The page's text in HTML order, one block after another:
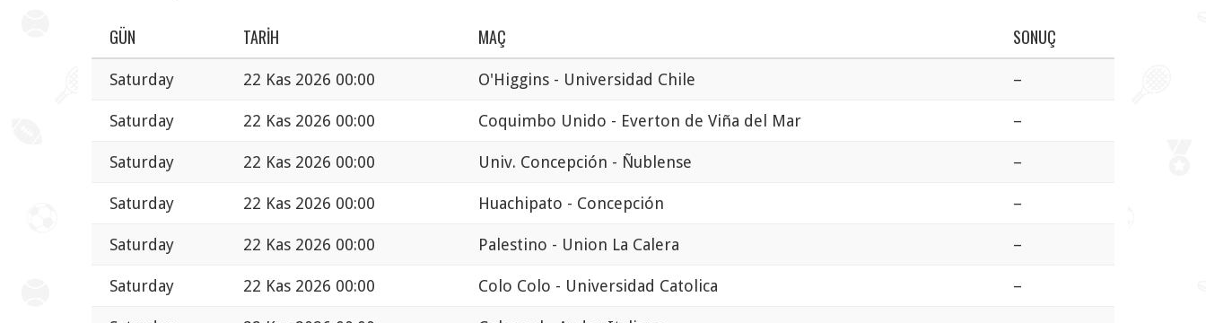
GÜN TARIH MAÇ SONUÇ
Saturday 22 Kas 2026 00:00 O'Higgins - Universidad Chile –
Saturday 22 Kas 2026 00:00 Coquimbo Unido - Everton de Viña del Mar –
Saturday 22 Kas 2026 00:00 Univ. Concepción - Ñublense –
Saturday 22 Kas 2026 00:00 Huachipato - Concepción –
Saturday 22 Kas 2026 00:00 Palestino - Union La Calera –
Saturday 22 Kas 2026 00:00 Colo Colo - Universidad Catolica –